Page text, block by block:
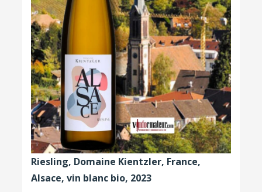
Riesling, Domaine Kientzler, France,
Alsace, vin blanc bio, 2023